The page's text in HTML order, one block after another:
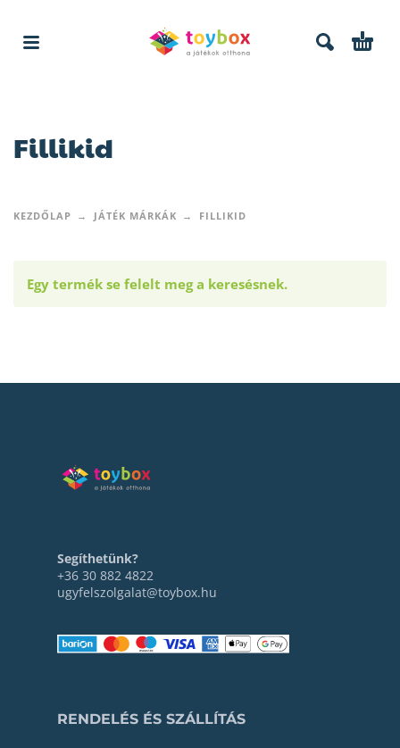
Fillikid
KEZDŐLAP JÁTÉK MÁRKÁK FILLIKID
Egy termék se felelt meg a keresésnek.
Segíthetünk?
+36 30 882 4822
ugyfelszolgalat@toybox.hu
RENDELÉS ÉS SZÁLLÍTÁS